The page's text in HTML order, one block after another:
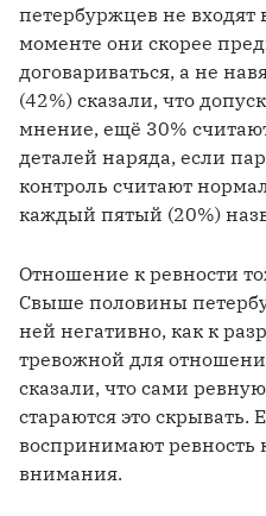
петербуржцев не входят
моменте они скорее
договариваться, а не
(42%) сказали, что
мнение, ещё 30%
деталей наряда, если
контроль считают
каждый пятый (20%)
Отношение к ревности
Свыше половины
ней негативно, как к
тревожной для
сказали, что сами
стараются это скрывать.
воспринимают ревность
внимания.